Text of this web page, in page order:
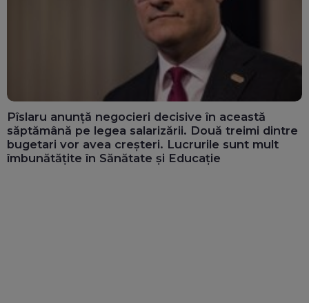
Pîslaru anunță negocieri decisive în această
săptămână pe legea salarizării. Două treimi dintre
bugetari vor avea creșteri. Lucrurile sunt mult
îmbunătățite în Sănătate și Educație